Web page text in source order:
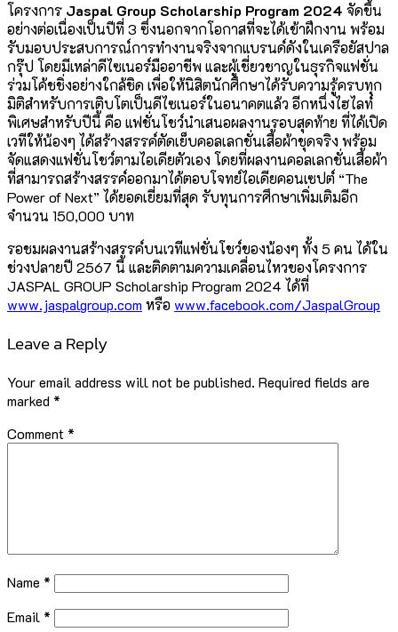
โครงการ Jaspal Group Scholarship Program 2024 จัดขึ้น
อย่างต่อเนื่องเป็นปีที่ 3 ซึ่งนอกจากโอกาสที่จะได้เข้าฝึกงาน พร้อม
รับมอบประสบการณ์การทำงานจริงจากแบรนด์ดังในเครือยัสปาล
กรุ๊ป โดยมีเหล่าดีไซเนอร์มืออาชีพ และผู้เชี่ยวชาญในธุรกิจแฟชั่น
ร่วมโค้ชชิ่งอย่างใกล้ชิด เพื่อให้นิสิตนักศึกษาได้รับความรู้ครบทุก
มิติสำหรับการเติบโตเป็นดีไซเนอร์ในอนาคตแล้ว อีกหนึ่งไฮไลท์
พิเศษสำหรับปีนี้ คือ แฟชั่นโชว์นำเสนอผลงานรอบสุดท้าย ที่ได้เปิด
เวทีให้น้องๆ ได้สร้างสรรค์ตัดเย็บคอลเลกชั่นเสื้อผ้าชุดจริง พร้อม
จัดแสดงแฟชั่นโชว์ตามไอเดียตัวเอง โดยที่ผลงานคอลเลกชั่นเสื้อผ้า
ที่สามารถสร้างสรรค์ออกมาได้ตอบโจทย์ไอเดียคอนเซปต์ “The
Power of Next” ได้ยอดเยี่ยมที่สุด รับทุนการศึกษาเพิ่มเติมอีก
จำนวน 150,000 บาท
รอชมผลงานสร้างสรรค์บนเวทีแฟชั่นโชว์ของน้องๆ ทั้ง 5 คน ได้ใน
ช่วงปลายปี 2567 นี้ และติดตามความเคลื่อนไหวของโครงการ
JASPAL GROUP Scholarship Program 2024 ได้ที่
www.jaspalgroup.com หรือwww.facebook.com/JaspalGroup
Leave a Reply
Your email address will not be published. Required fields are
marked *
Comment *
Name *
Email *